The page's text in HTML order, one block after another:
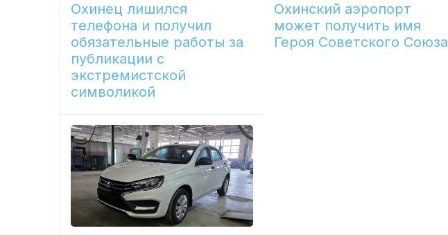
Охинец лишился
телефона и получил
обязательные работы за
публикации с
экстремистской
символикой
Охинский аэропорт
может получить имя
Героя Советского Союза